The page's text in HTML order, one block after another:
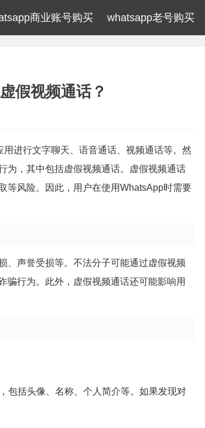
商业账号购买 whatsapp老号购买
假视频通话？
进行文字聊天、语音通话、视频通话等。然
为，其中包括虚假视频通话。虚假视频通话
等风险。因此，用户在使用WhatsApp时需要
、声誉受损等。不法分子可能通过虚假视频
骗行为。此外，虚假视频通话还可能影响用
包括头像、名称、个人简介等。如果发现对